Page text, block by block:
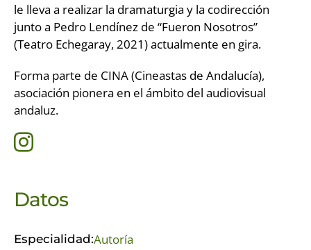
le lleva a realizar la dramaturgia y la codirección
junto a Pedro Lendínez de “Fueron Nosotros”
(Teatro Echegaray, 2021) actualmente en gira.
Forma parte de CINA (Cineastas de Andalucía),
asociación pionera en el ámbito del audiovisual
andaluz.
Datos
Especialidad:Autoría